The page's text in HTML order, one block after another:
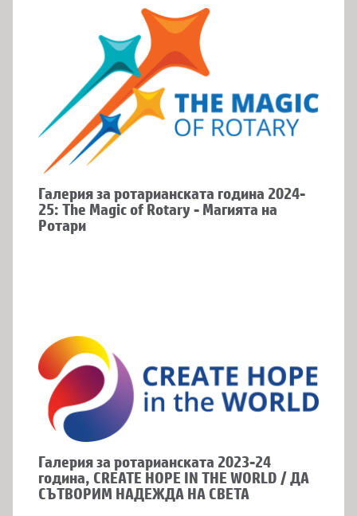
Галерия за ротарианската година 2024-
25: The Magic of Rotary - Магията на
Ротари
Галерия за ротарианската 2023-24
година, CREATE HOPE IN THE WORLD / ДА
СЪТВОРИМ НАДЕЖДА НА СВЕТА